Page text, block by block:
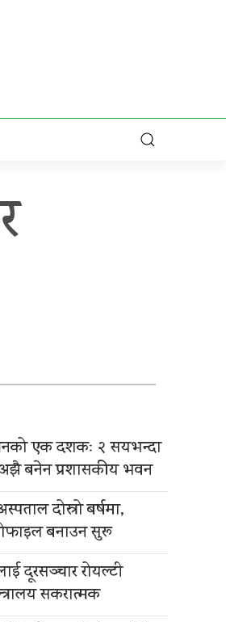
एक दशकः २ सयभन्दा
अझै बनेन प्रशासकीय भवन
दोस्रो बर्षमा,
बनाउन सुरू
दूरसञ्चार रोयल्टी
सकरात्मक